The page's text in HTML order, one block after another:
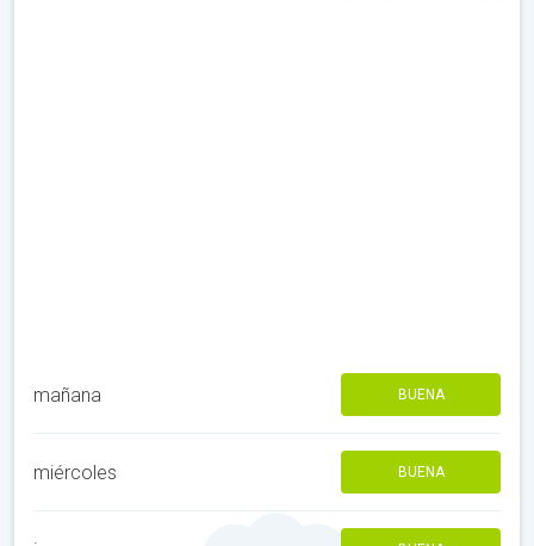
mañana BUENA
miércoles BUENA